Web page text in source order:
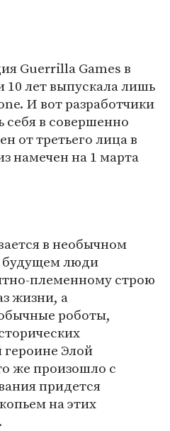
Guerrilla Games в
10 лет выпускала лишь
И вот разработчики
в совершенно
от третьего лица в
намечен на 1 марта
в необычном
будущем люди
племенному строю
жизни, а
роботы,
героине Элой
же произошло с
придется
на этих